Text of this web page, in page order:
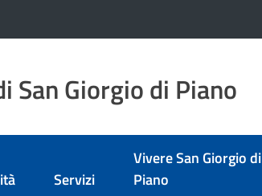
San Giorgio di Piano
Servizi
Vivere San Giorgio di
Piano
Menu selezionato